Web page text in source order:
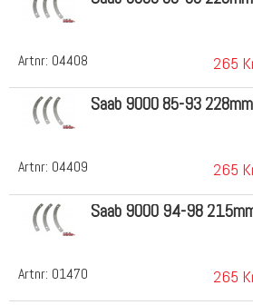
Artnr: 04408 265
Artnr: 04409
Saab 9000 85-93
265
Artnr: 01470
Saab 9000 94-98
265